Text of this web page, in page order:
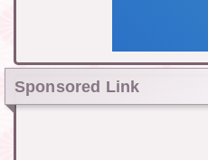
Sponsored Link